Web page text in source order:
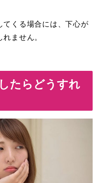
てくる場合には、下心が
ません。
たらどうすれ